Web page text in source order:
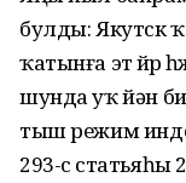
булды: Якутск
ҡатынға эт
шунда уҡ йән
тыш режим
293-сө